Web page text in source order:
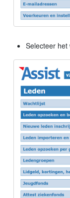
Selecteer het